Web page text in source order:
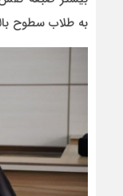
به طلاب سطوح